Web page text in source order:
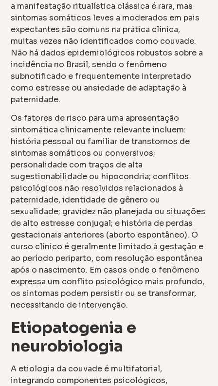
a manifestação ritualística clássica é rara, mas
sintomas somáticos leves a moderados em pais
expectantes são comuns na prática clínica,
muitas vezes não identificados como couvade.
Não há dados epidemiológicos robustos sobre a
incidência no Brasil, sendo o fenômeno
subnotificado e frequentemente interpretado
como estresse ou ansiedade de adaptação à
paternidade.
Os fatores de risco para uma apresentação
sintomática clinicamente relevante incluem:
história pessoal ou familiar de transtornos de
sintomas somáticos ou conversivos;
personalidade com traços de alta
sugestionabilidade ou hipocondria; conflitos
psicológicos não resolvidos relacionados à
paternidade, identidade de gênero ou
sexualidade; gravidez não planejada ou situações
de alto estresse conjugal; e história de perdas
gestacionais anteriores (aborto espontâneo). O
curso clínico é geralmente limitado à gestação e
ao período periparto, com resolução espontânea
após o nascimento. Em casos onde o fenômeno
expressa um conflito psicológico mais profundo,
os sintomas podem persistir ou se transformar,
necessitando de intervenção.
Etiopatogenia e
neurobiologia
A etiologia da couvade é multifatorial,
integrando componentes psicológicos,